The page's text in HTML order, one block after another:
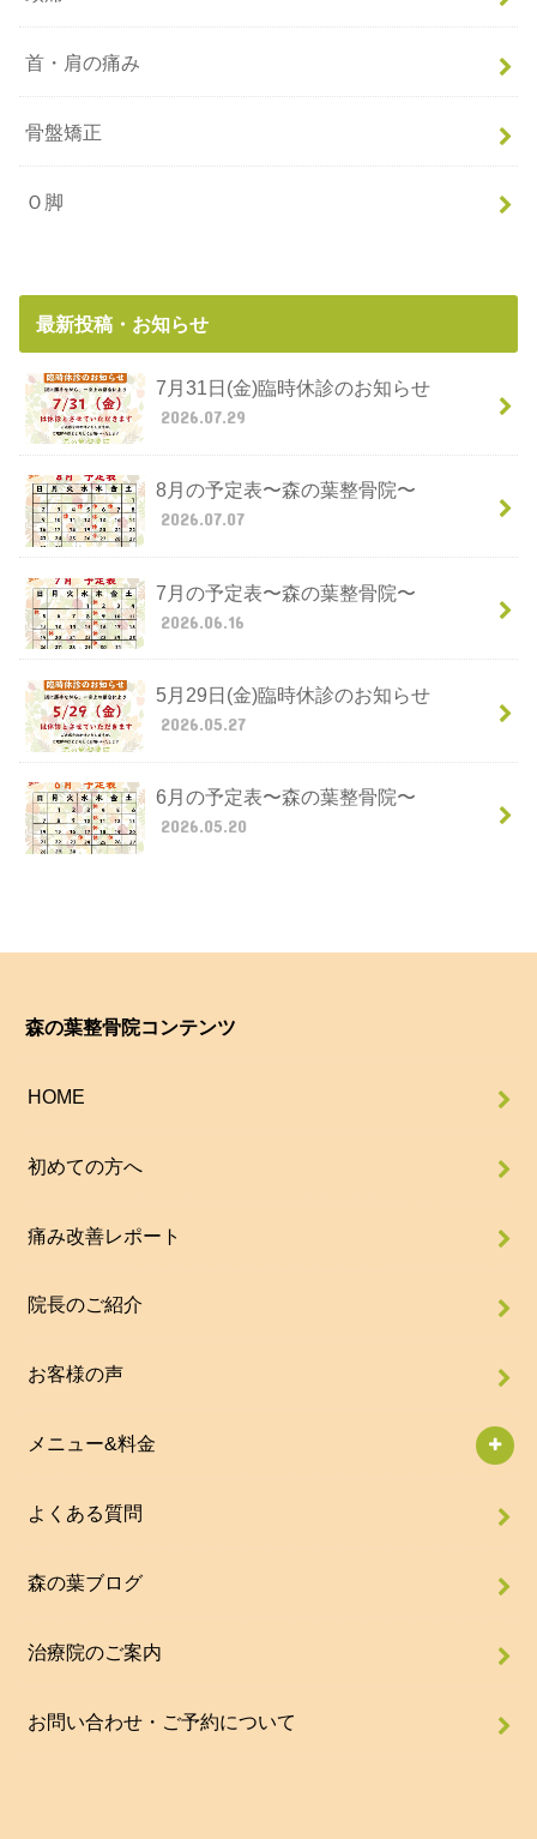
首・肩の痛み
骨盤矯正
Ｏ脚
最新投稿・お知らせ
7月31日(金)臨時休診のお知らせ
2026.07.29
8月の予定表〜森の葉整骨院〜
2026.07.07
7月の予定表〜森の葉整骨院〜
2026.06.16
5月29日(金)臨時休診のお知らせ
2026.05.27
6月の予定表〜森の葉整骨院〜
2026.05.20
森の葉整骨院コンテンツ
HOME
初めての方へ
痛み改善レポート
院長のご紹介
お客様の声
メニュー&料金
よくある質問
森の葉ブログ
治療院のご案内
お問い合わせ・ご予約について